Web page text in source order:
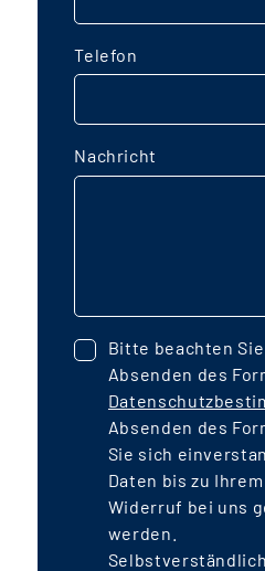
Telefon
Nachricht
Bitte beachten
Absenden des
Absenden des
Sie sich
Daten bis zu
Widerruf bei uns
werden.